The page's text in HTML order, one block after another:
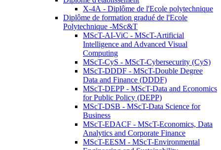
X-4A - Diplôme de l'Ecole polytechnique
Diplôme de formation gradué de l'Ecole
Polytechnique -MSc&T
MScT-AI-ViC - MScT-Artificial
Intelligence and Advanced Visual
Computing
MScT-CyS - MScT-Cybersecurity (CyS)
MScT-DDDF - MScT-Double Degree
Data and Finance (DDDF)
MScT-DEPP - MScT-Data and Economics
for Public Policy (DEPP)
MScT-DSB - MScT-Data Science for
Business
MScT-EDACF - MScT-Economics, Data
Analytics and Corporate Finance
MScT-EESM - MScT-Environmental